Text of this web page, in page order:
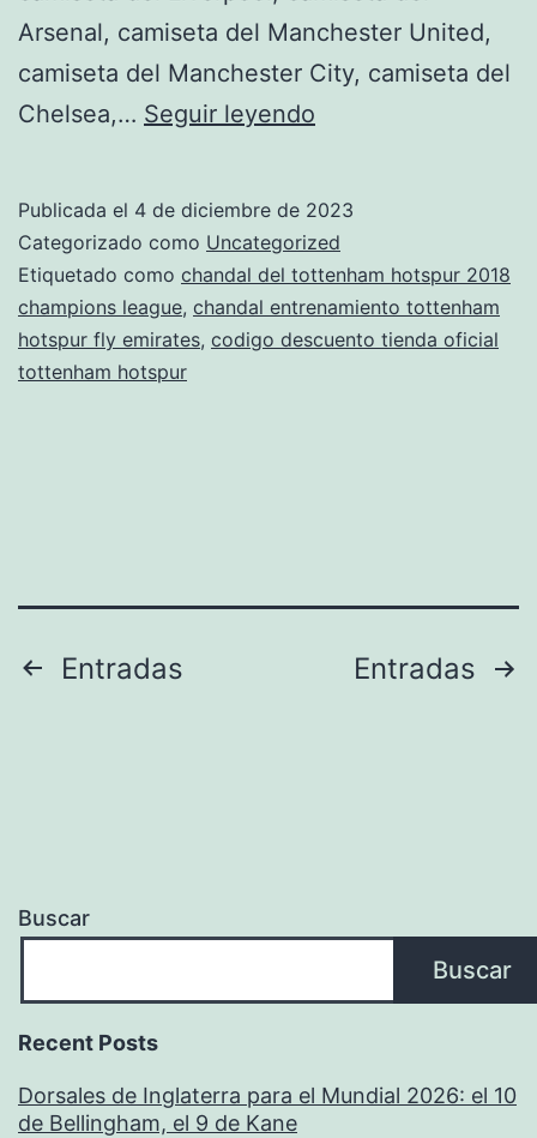
Arsenal, camiseta del Manchester United,
camiseta del Manchester City, camiseta del
Chelsea,… Seguir leyendo
hotspur
actual
Publicada el 4 de diciembre de 2023
Categorizado como Uncategorized
Etiquetado como chandal del tottenham hotspur 2018
champions league, chandal entrenamiento tottenham
hotspur fly emirates, codigo descuento tienda oficial
tottenham hotspur
Paginación
Entradas Entradas
Buscar
Buscar
Recent Posts
Dorsales de Inglaterra para el Mundial 2026: el 10
de Bellingham, el 9 de Kane